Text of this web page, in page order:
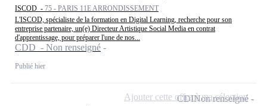
ISCOD - 75 - PARIS 11E ARRONDISSEMENT
L'ISCOD, spécialiste de la formation en Digital Learning, recherche pour son
entreprise partenaire, un(e) Directeur Artistique Social Media en contrat
d'apprentissage, pour préparer l'une de nos...
CDD - Non renseigné
Publié hier
CDINon renseigné
Ajouter cette offre à ma sélection